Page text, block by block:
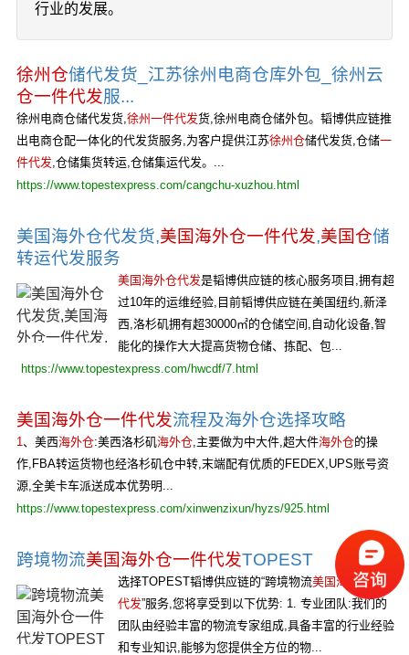
行业的发展。
徐州仓储代发货_江苏徐州电商仓库外包_徐州云
仓一件代发服...
徐州电商仓储代发货,徐州一件代发货,徐州电商仓储外包。韬博供应链推
出电商仓配一体化的代发货服务,为客户提供江苏徐州仓储代发货,仓储一
件代发,仓储集货转运,仓储集运代发。...
https://www.topestexpress.com/cangchu-xuzhou.html
美国海外仓代发货,美国海外仓一件代发,美国仓储
转运代发服务
美国海外仓代发是韬博供应链的核心服务项目,拥有超
过10年的运维经验,目前韬博供应链在美国纽约,新泽
西,洛杉矶拥有超30000㎡的仓储空间,自动化设备,智
能化的操作大大提高货物仓储、拣配、包...
https://www.topestexpress.com/hwcdf/7.html
美国海外仓一件代发流程及海外仓选择攻略
1、美西海外仓:美西洛杉矶海外仓,主要做为中大件,超大件海外仓的操
作,FBA转运货物也经洛杉矶仓中转,末端配有优质的FEDEX,UPS账号资
源,全美卡车派送成本优势明...
https://www.topestexpress.com/xinwenzixun/hyzs/925.html
跨境物流美国海外仓一件代发TOPEST
选择TOPEST韬博供应链的“跨境物流美国海外仓一件
代发”服务,您将享受到以下优势: 1. 专业团队:我们的
团队由经验丰富的物流专家组成,具备丰富的行业经验
和专业知识,能够为您提供全方位的物...